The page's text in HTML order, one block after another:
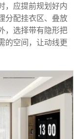
，应提前规划好内
分配挂衣区、叠放
，选择带有隐形把
的空间，让动线更